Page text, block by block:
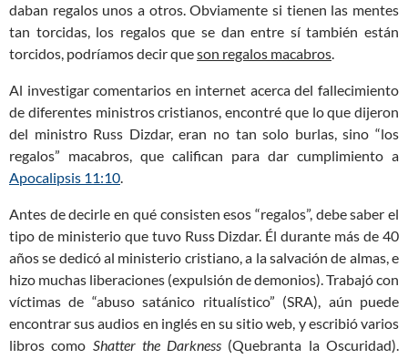
daban regalos unos a otros. Obviamente si tienen las mentes
tan torcidas, los regalos que se dan entre sí también están
torcidos, podríamos decir queson regalos macabros.
Al investigar comentarios en internet acerca del fallecimiento
de diferentes ministros cristianos, encontré que lo que dijeron
del ministro Russ Dizdar, eran no tan solo burlas, sino “los
regalos” macabros, que califican para dar cumplimiento a
Apocalipsis 11:10.
Antes de decirle en qué consisten esos “regalos”, debe saber el
tipo de ministerio que tuvo Russ Dizdar. Él durante más de 40
años se dedicó al ministerio cristiano, a la salvación de almas, e
hizo muchas liberaciones (expulsión de demonios). Trabajó con
víctimas de “abuso satánico ritualístico” (SRA), aún puede
encontrar sus audios en inglés en su sitio web, y escribió varios
libros como Shatter the Darkness (Quebranta la Oscuridad).